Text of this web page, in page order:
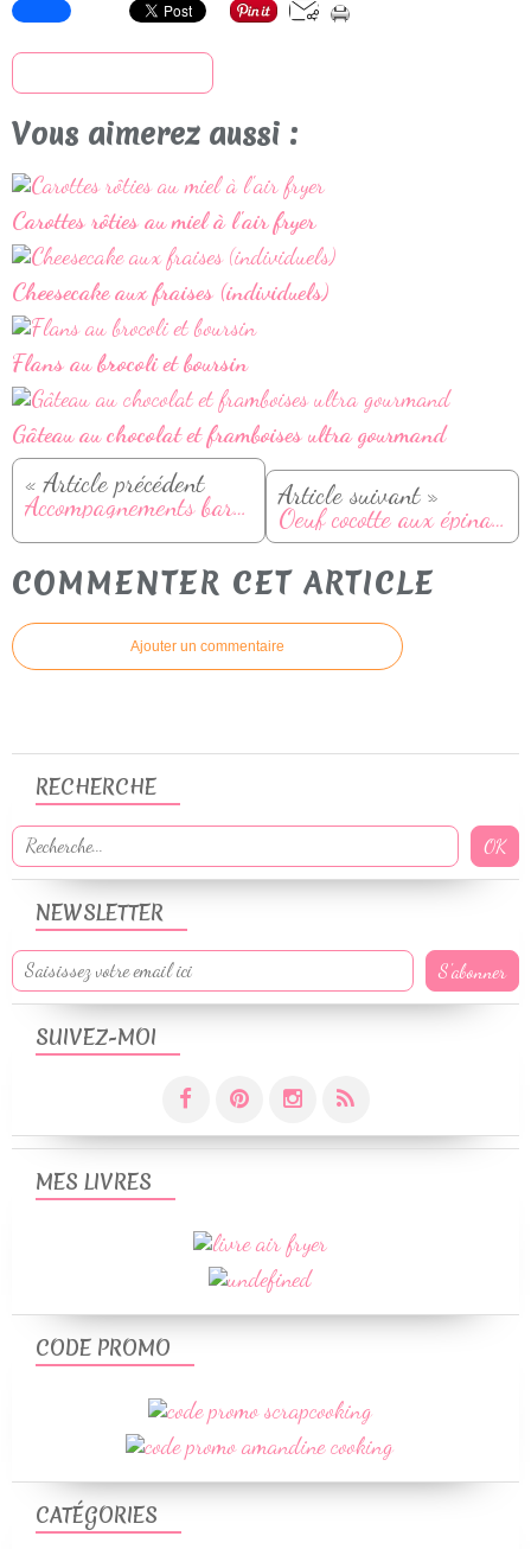
Vous aimerez aussi :
Carottes rôties au miel à l'air fryer
Cheesecake aux fraises (individuels)
Flans au brocoli et boursin
Gâteau au chocolat et framboises ultra gourmand
« Article précédent
Accompagnements barbecue : idées et recettes Article suivant »
Oeuf cocotte aux épinards et chorizo
COMMENTER CET ARTICLE
Ajouter un commentaire
NEWSLETTER
SUIVEZ-MOI
RECHERCHE
CATÉGORIES
MES LIVRES
CODE PROMO